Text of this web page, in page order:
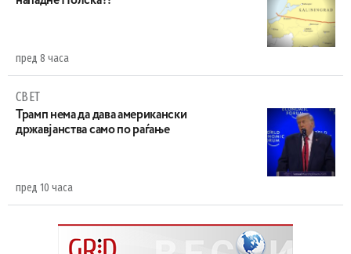
пред 8 часа
СВЕТ
Трамп нема да дава американски
државјанства само по раѓање
пред 10 часа